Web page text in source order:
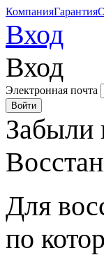
КомпанияГарантия
Вход
Вход
Электронная почта
Забыли
Для
по